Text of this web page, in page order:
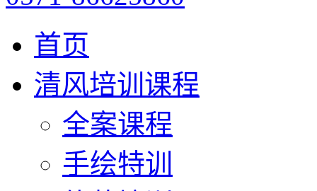
首页
清风培训课程
全案课程
手绘特训